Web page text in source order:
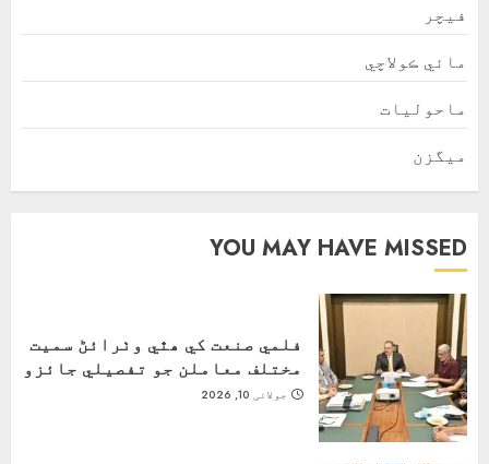
فیچر
مائي ڪولاچي
ماحولیات
ميگزن
YOU MAY HAVE MISSED
فلمي صنعت کي ھٿي وٺرائڻ سميت
مختلف معاملن جو تفصيلي جائزو
جولائی 10, 2026